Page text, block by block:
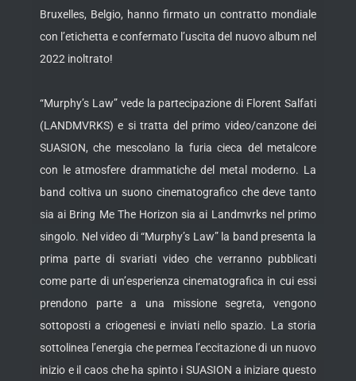
Bruxelles, Belgio, hanno firmato un contratto mondiale
con l’etichetta e confermato l’uscita del nuovo album nel
2022 inoltrato!
“Murphy’s Law” vede la partecipazione di Florent Salfati
(LANDMVRKS) e si tratta del primo video/canzone dei
SUASION, che mescolano la furia cieca del metalcore
con le atmosfere drammatiche del metal moderno. La
band coltiva un suono cinematografico che deve tanto
sia ai Bring Me The Horizon sia ai Landmvrks nel primo
singolo. Nel video di “Murphy’s Law” la band presenta la
prima parte di svariati video che verranno pubblicati
come parte di un’esperienza cinematografica in cui essi
prendono parte a una missione segreta, vengono
sottoposti a criogenesi e inviati nello spazio. La storia
sottolinea l’energia che permea l’eccitazione di un nuovo
inizio e il caos che ha spinto i SUASION a iniziare questo